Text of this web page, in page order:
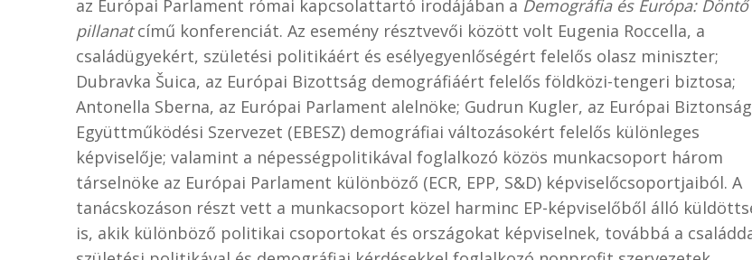
az Európai Parlament római kapcsolattartó irodájában a Demográfia és Európa: Döntő
pillanatcímű konferenciát. Az esemény résztvevői között volt Eugenia Roccella, a
családügyekért, születési politikáért és esélyegyenlőségért felelős olasz miniszter;
Dubravka Šuica, az Európai Bizottság demográfiáért felelős földközi-tengeri biztosa;
Antonella Sberna, az Európai Parlament alelnöke; Gudrun Kugler, az Európai
Együttműködési Szervezet (EBESZ) demográfiai változásokért felelős különleges
képviselője; valamint a népességpolitikával foglalkozó közös munkacsoport három
társelnöke az Európai Parlament különböző (ECR, EPP, S&D) képviselőcsoportjaiból. A
tanácskozáson részt vett a munkacsoport közel harminc EP-képviselőből álló
is, akik különböző politikai csoportokat és országokat képviselnek, továbbá a